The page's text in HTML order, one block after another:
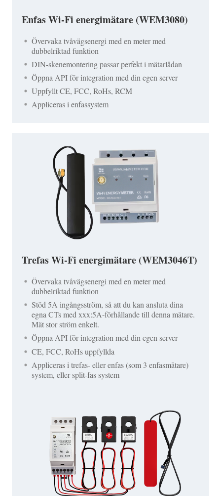
Enfas Wi-Fi energimätare (WEM3080)
Övervaka tvåvägsenergi med en meter med
dubbelriktad funktion
DIN-skenemontering passar perfekt i mätarlådan
Öppna API för integration med din egen server
Uppfyllt CE, FCC, RoHs, RCM
Appliceras i enfassystem
Trefas Wi-Fi energimätare (WEM3046T)
Övervaka tvåvägsenergi med en meter med
dubbelriktad funktion
Stöd 5A ingångsström, så att du kan ansluta dina
egna CTs med xxx:5A-förhållande till denna mätare.
Mät stor ström enkelt.
Öppna API för integration med din egen server
CE, FCC, RoHs uppfyllda
Appliceras i trefas- eller enfas (som 3 enfasmätare)
system, eller split-fas system